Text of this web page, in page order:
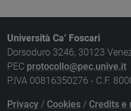
Università Ca’ Foscari
Dorsoduro 3246, 30123
PEC protocollo@pec.unive.it
P.IVA 00816350276 - C.F.
Privacy / Cookies / Credits e